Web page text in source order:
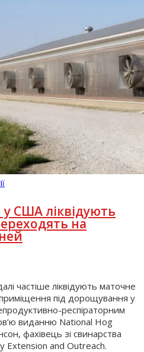
США ліквідують
на
частіше ліквідують маточне
під дорощування у
респіраторним
виданню National Hog
фахівець зі свинарства
Extension and Outreach.